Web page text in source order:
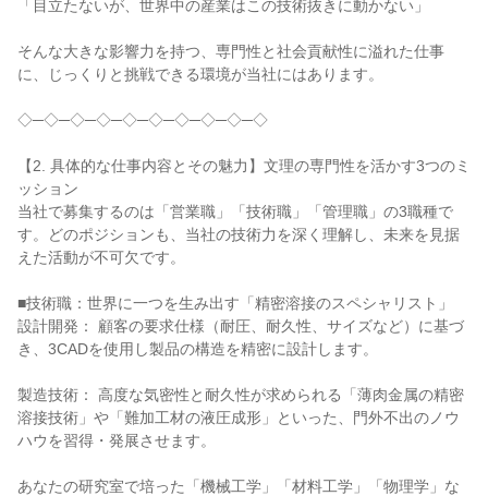
「目立たないが、世界中の産業はこの技術抜きに動かない」
そんな大きな影響力を持つ、専門性と社会貢献性に溢れた仕事
に、じっくりと挑戦できる環境が当社にはあります。
◇─◇─◇─◇─◇─◇─◇─◇─◇─◇
【2. 具体的な仕事内容とその魅力】文理の専門性を活かす3つのミ
ッション
当社で募集するのは「営業職」「技術職」「管理職」の3職種で
す。どのポジションも、当社の技術力を深く理解し、未来を見据
えた活動が不可欠です。
■技術職：世界に一つを生み出す「精密溶接のスペシャリスト」
設計開発： 顧客の要求仕様（耐圧、耐久性、サイズなど）に基づ
き、3CADを使用し製品の構造を精密に設計します。
製造技術： 高度な気密性と耐久性が求められる「薄肉金属の精密
溶接技術」や「難加工材の液圧成形」といった、門外不出のノウ
ハウを習得・発展させます。
あなたの研究室で培った「機械工学」「材料工学」「物理学」な